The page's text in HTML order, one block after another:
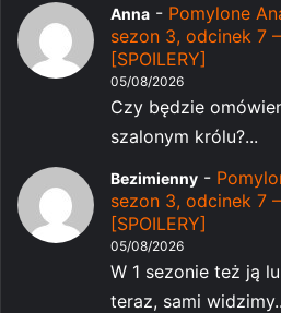
Anna - Pomylone
sezon 3, odcinek 7
[SPOILERY]
05/08/2026
Czy będzie
szalonym królu?...
Bezimienny -
sezon 3, odcinek 7
[SPOILERY]
05/08/2026
W 1 sezonie też ją
teraz, sami